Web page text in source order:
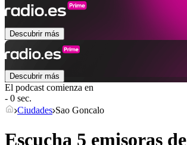
Descubrir más
Descubrir más
El podcast comienza en
- 0 sec.
Ciudades Sao Goncalo
Escucha 5 emisoras de